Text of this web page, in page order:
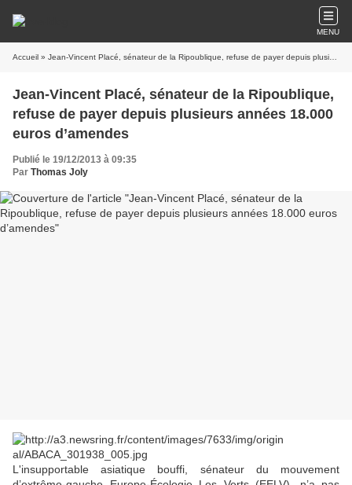
MENU
Accueil » Jean-Vincent Placé, sénateur de la Ripoublique, refuse de payer depuis plusieurs années 18.000 euros d’amendes
Jean-Vincent Placé, sénateur de la Ripoublique,
refuse de payer depuis plusieurs années 18.000
euros d’amendes
Publié le 19/12/2013 à 09:35
Par Thomas Joly
L'insupportable asiatique bouffi, sénateur du mouvement